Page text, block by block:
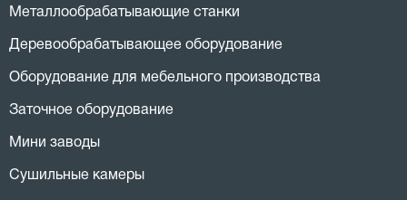
Металлообрабатывающие станки
Деревообрабатывающее оборудование
Оборудование для мебельного производства
Заточное оборудование
Мини заводы
Сушильные камеры